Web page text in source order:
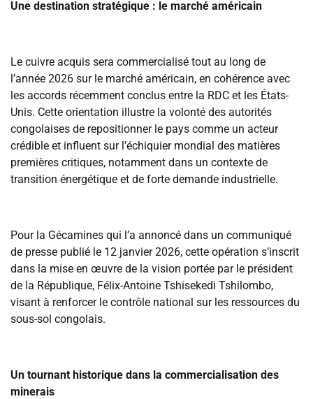
‎Une destination stratégique : le marché américain
‎Le cuivre acquis sera commercialisé tout au long de
l’année 2026 sur le marché américain, en cohérence avec
les accords récemment conclus entre la RDC et les États-
Unis. Cette orientation illustre la volonté des autorités
congolaises de repositionner le pays comme un acteur
crédible et influent sur l’échiquier mondial des matières
premières critiques, notamment dans un contexte de
transition énergétique et de forte demande industrielle.
‎Pour la Gécamines qui l’a annoncé dans un communiqué
de presse publié le 12 janvier 2026, cette opération s’inscrit
dans la mise en œuvre de la vision portée par le président
de la République, Félix-Antoine Tshisekedi Tshilombo,
visant à renforcer le contrôle national sur les ressources du
sous-sol congolais.
‎Un tournant historique dans la commercialisation des
minerais